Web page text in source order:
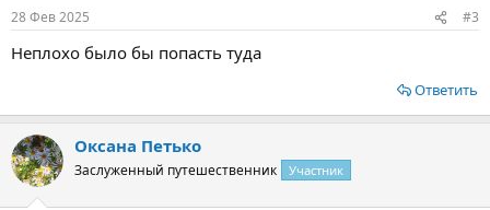
28 Фев 2025 #3
Неплохо было бы попасть туда
Ответить
Оксана Петько
Заслуженный путешественник Участник